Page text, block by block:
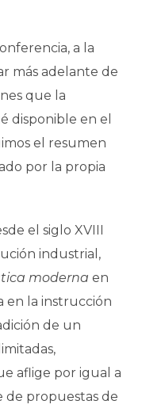
a la
más adelante de
que la
disponible en el
el resumen
por la propia
el siglo XVIII
industrial,
moderna en
en la instrucción
de un
aflige por igual a
de propuestas de